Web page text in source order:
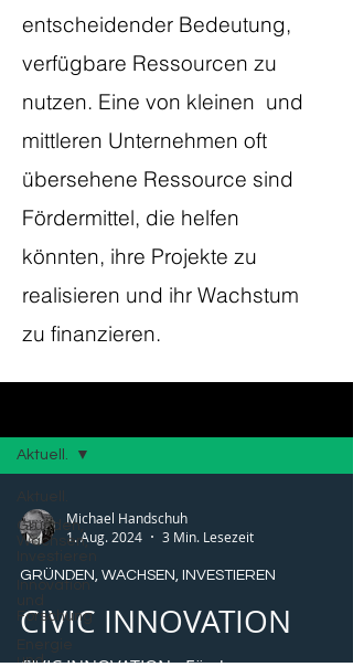
entscheidender Bedeutung,
verfügbare Ressourcen zu
nutzen. Eine von kleinen und
mittleren Unternehmen oft
übersehene Ressource sind
Fördermittel, die helfen
könnten, ihre Projekte zu
realisieren und ihr Wachstum
zu finanzieren.
Gründen,
Wachsen,
Forschung
und
Aktuell.
Michael Handschuh
1. Aug. 2024
3 Min. Lesezeit
GRÜNDEN, WACHSEN, INVESTIEREN
CIVIC INNOVATION